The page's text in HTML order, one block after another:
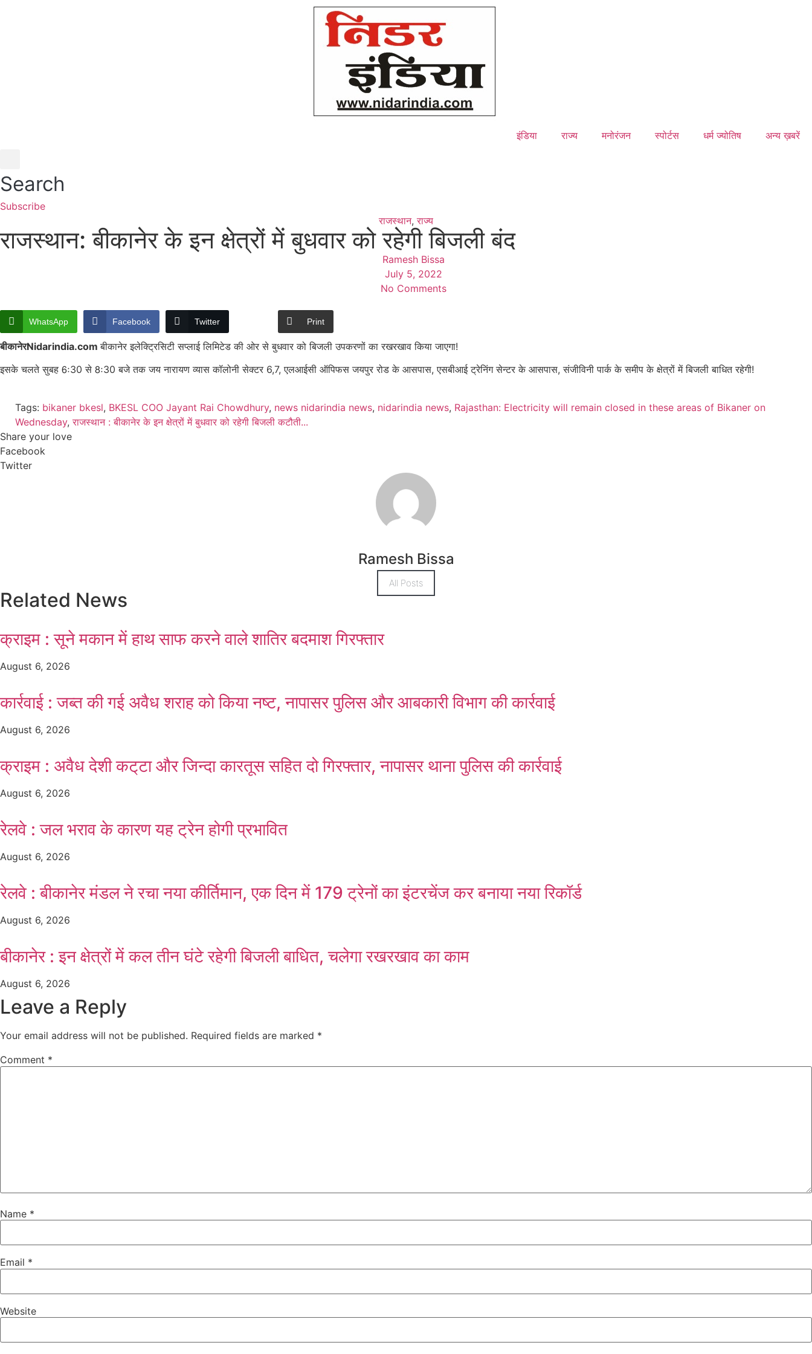
इंडिया राज्य मनोरंजन स्पोर्टस धर्म ज्योतिष अन्य ख़बरें
Search
Subscribe
राजस्थान,राज्य
राजस्थान: बीकानेर के इन क्षेत्रों में बुधवार को रहेगी बिजली बंद
Ramesh Bissa
July 5, 2022
No Comments
WhatsApp Facebook Twitter Print
बीकानेरNidarindia.comबीकानेर इलेक्ट्रिसिटी सप्लाई लिमिटेड की ओर से बुधवार को बिजली उपकरणों का रखरखाव किया जाएगा!
इसके चलते सुबह 6ः30 से 8ः30 बजे तक जय नारायण व्यास कॉलोनी सेक्टर 6,7, एलआईसी ऑपिफस जयपुर रोड के आसपास, एसबीआई ट्रेनिंग सेन्टर के आसपास, संजीविनी पार्क के समीप के क्षेत्रों में बिजली बाधित रहेगी!
Tags: bikaner bkesl, BKESL COO Jayant Rai Chowdhury, news nidarindia news, nidarindia news, Rajasthan: Electricity will remain closed in these areas of Bikaner on
Wednesday,राजस्थान : बीकानेर के इन क्षेत्रों में बुधवार को रहेगी बिजली कटौती...
Share your love
Facebook
Twitter
Ramesh Bissa
All Posts
Related News
क्राइम : सूने मकान में हाथ साफ करने वाले शातिर बदमाश गिरफ्तार
August 6, 2026
कार्रवाई : जब्त की गई अवैध शराह को किया नष्ट, नापासर पुलिस और आबकारी विभाग की कार्रवाई
August 6, 2026
क्राइम : अवैध देशी कट्‌टा और जिन्दा कारतूस सहित दो गिरफ्तार, नापासर थाना पुलिस की कार्रवाई
August 6, 2026
रेलवे : जल भराव के कारण यह ट्रेन होगी प्रभावित
August 6, 2026
रेलवे : बीकानेर मंडल ने रचा नया कीर्तिमान, एक दिन में 179 ट्रेनों का इंटरचेंज कर बनाया नया रिकॉर्ड
August 6, 2026
बीकानेर : इन क्षेत्रों में कल तीन घंटे रहेगी बिजली बाधित, चलेगा रखरखाव का काम
August 6, 2026
Leave a Reply
Your email address will not be published. Required fields are marked *
Comment *
Name *
Email *
Website